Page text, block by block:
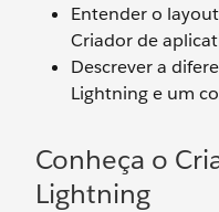
Entender o
Criador de
Descrever a
Lightning e um
Conheça o
Lightning